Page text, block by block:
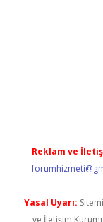
Reklam ve
Yasal Uyarı:
ve İletişim